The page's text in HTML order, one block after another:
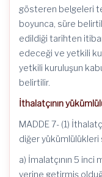
gösteren belgeleri
boyunca, süre
edildiği tarihten
edeceği ve yetkili
yetkili kuruluşun
belirtilir.
İthalatçının
MADDE 7- (1)
diğer yükümlülükleri
a) İmalatçının 5
yerine getirmiş